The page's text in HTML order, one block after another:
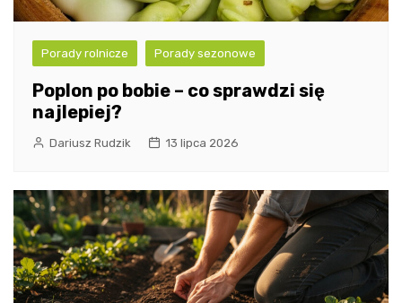
Porady rolnicze Porady sezonowe
Poplon po bobie – co sprawdzi się
najlepiej?
Dariusz Rudzik 13 lipca 2026